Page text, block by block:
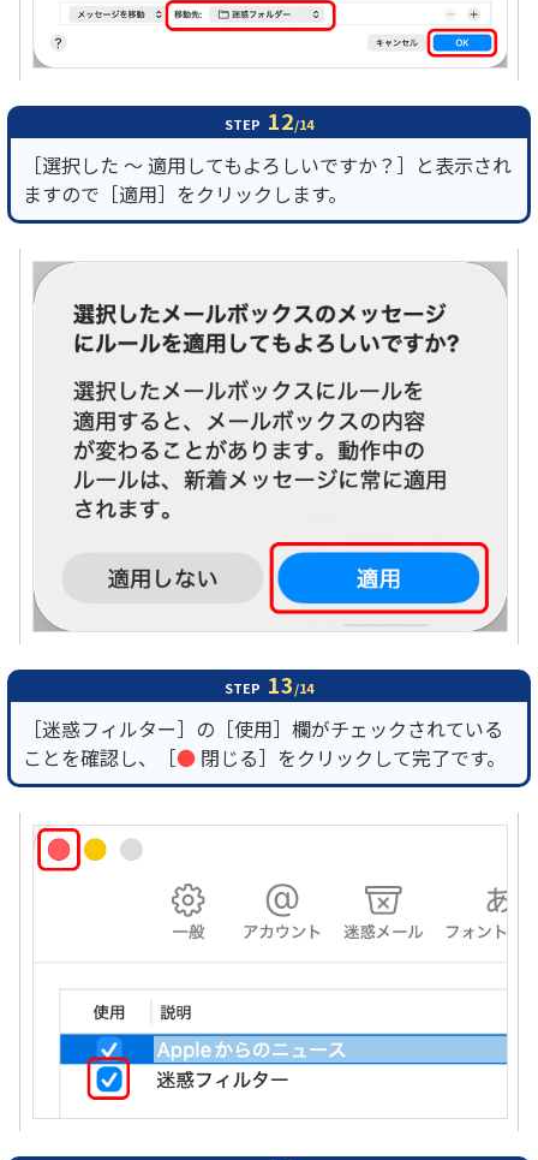
STEP 12/14
［選択した ～ 適用してもよろしいですか？］と表示され
ますので［適用］をクリックします。
STEP 13/14
［迷惑フィルター］の［使用］欄がチェックされている
ことを確認し、［● 閉じる］をクリックして完了です。